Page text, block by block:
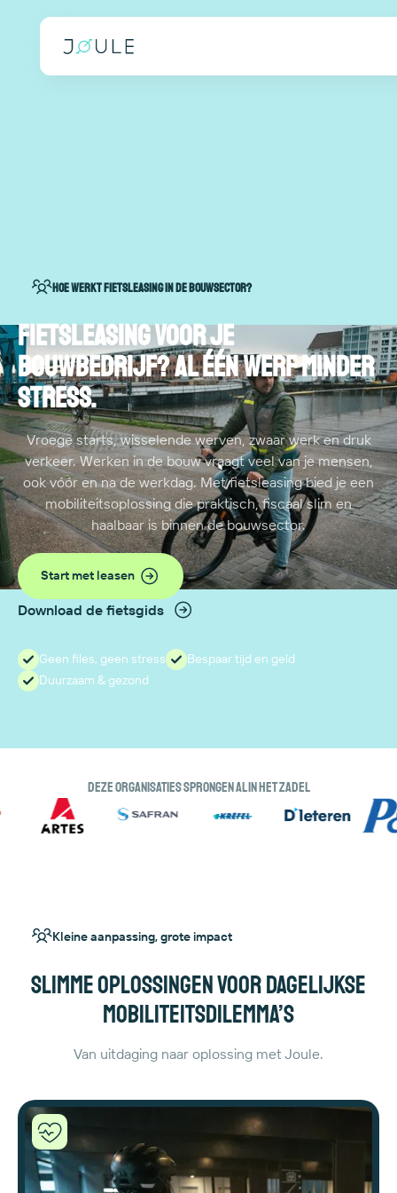
Hoe werkt fietsleasing in de bouwsector?
Fietsleasing voor je
bouwbedrijf? Al één werf minder
stress.
Vroege starts, wisselende werven, zwaar werk en druk
verkeer. Werken in de bouw vraagt veel van je mensen,
ook vóór en na de werkdag. Met fietsleasing bied je een
mobiliteitsoplossing die praktisch, fiscaal slim en
haalbaar is binnen de bouwsector.
Start met leasen
Download de fietsgids
Geen files, geen stress
Bespaar tijd en geld
Duurzaam & gezond
Deze organisaties sprongen al in het zadel
Kleine aanpassing, grote impact
Slimme oplossingen voor dagelijkse
mobiliteitsdilemma’s
Van uitdaging naar oplossing met Joule.
Joule
helpt